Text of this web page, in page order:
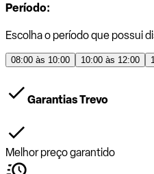
Período:
Escolha o período que possui
08:00 às 10:00 10:00 às 12:00
Garantias Trevo
Melhor preço garantido